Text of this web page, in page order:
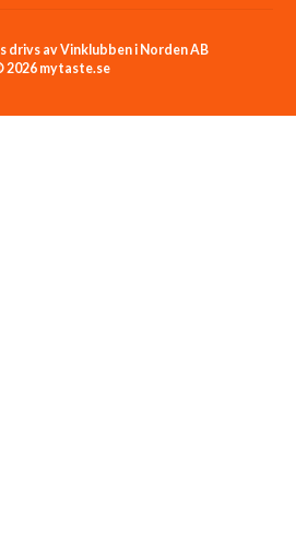
drivs av Vinklubben i Norden AB
2026 mytaste.se